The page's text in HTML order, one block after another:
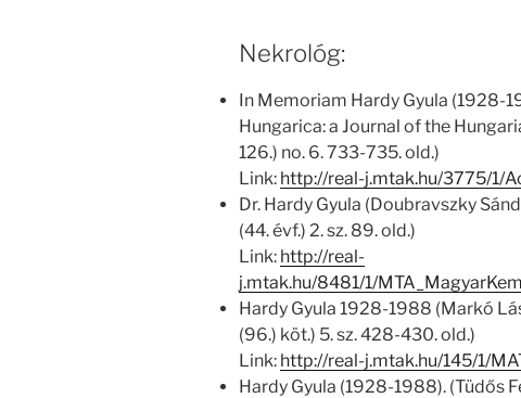
Nekrológ:
In Memoriam Hardy Gyula (1928-
Hungarica: a Journal of the
126.) no. 6. 733-735. old.)
Link: http://real-j.mtak.hu/3775/1/
Dr. Hardy Gyula (Doubravszky
(44. évf.) 2. sz. 89. old.)
Link: http://real-
j.mtak.hu/8481/1/
Hardy Gyula 1928-1988 (Markó
(96.) köt.) 5. sz. 428-430. old.)
Link: http://real-j.mtak.hu/145/1/
Hardy Gyula (1928-1988). (Tüdős